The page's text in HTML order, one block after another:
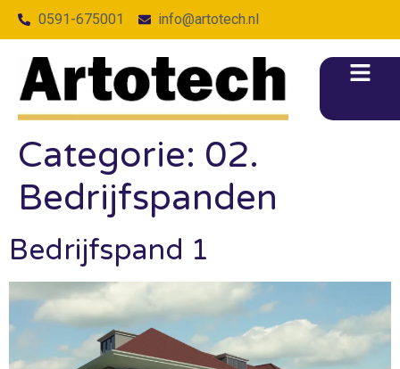
0591-675001 info@artotech.nl
Categorie: 02.
Bedrijfspanden
Bedrijfspand 1